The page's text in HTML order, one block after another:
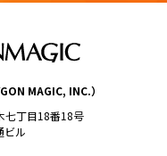
MAGIC, INC.）
丁目18番18号
ビル